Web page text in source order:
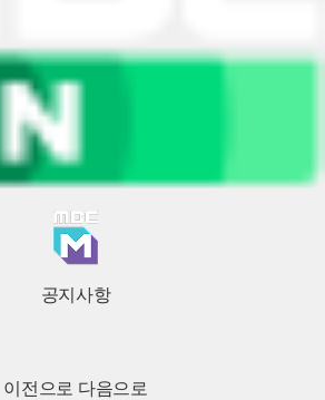
공지사항
이전으로 다음으로